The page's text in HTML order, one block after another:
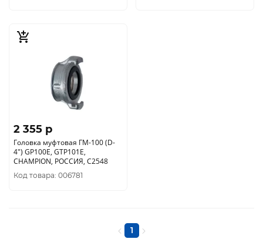
2 355 p
Головка муфтовая ГМ-100 (D-
4") GP100E, GTP101E,
CHAMPION, РОССИЯ, C2548
Код товара: 006781
1